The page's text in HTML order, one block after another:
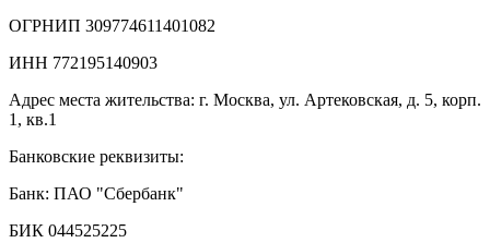
ОГРНИП 309774611401082
ИНН 772195140903
Адрес места жительства: г. Москва, ул. Артековская, д. 5, корп.
1, кв.1
Банковские реквизиты:
Банк: ПАО "Сбербанк"
БИК 044525225